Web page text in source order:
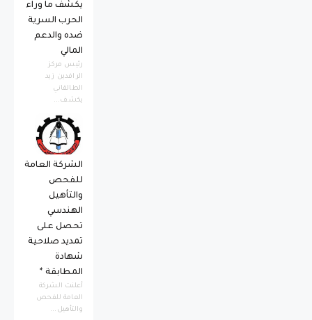
يكشف ما وراء
الحرب السرية
ضده والدعم
المالي
رئيس مركز
الرافدين زيد
الطالقاني
يكشف...
الشركة العامة
للفحص
والتأهيل
الهندسي
تحصل على
تمديد صلاحية
شهادة
المطابقة *
أعلنت الشركة
العامة للفحص
والتأهيل...